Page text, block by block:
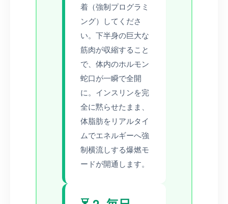
着（強制プログラミ
ング）してくださ
い。下半身の巨大な
筋肉が収縮すること
で、体内のホルモン
蛇口が一瞬で全開
に。インスリンを完
全に黙らせたまま、
体脂肪をリアルタイ
ムでエネルギーへ強
制横流しする爆燃モ
ードが開通します。